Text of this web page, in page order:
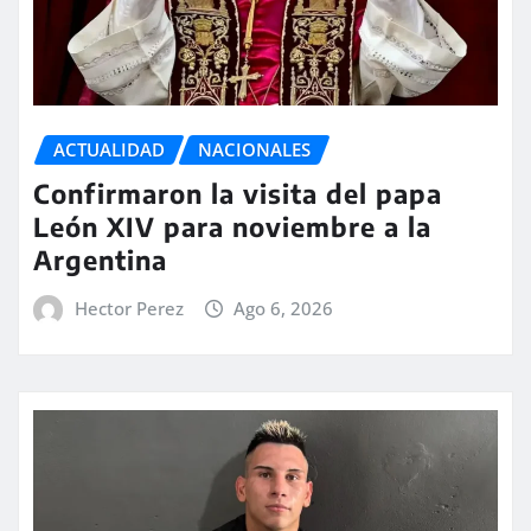
ACTUALIDAD NACIONALES
Confirmaron la visita del papa
León XIV para noviembre a la
Argentina
Hector Perez Ago 6, 2026